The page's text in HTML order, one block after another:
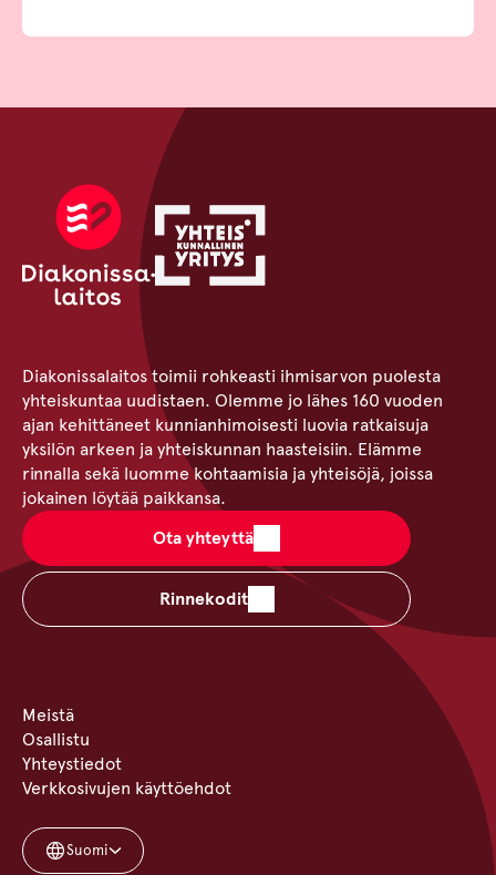
Diakonissalaitos toimii rohkeasti ihmisarvon puolesta
yhteiskuntaa uudistaen. Olemme jo lähes 160 vuoden
ajan kehittäneet kunnianhimoisesti luovia ratkaisuja
yksilön arkeen ja yhteiskunnan haasteisiin. Elämme
rinnalla sekä luomme kohtaamisia ja yhteisöjä, joissa
jokainen löytää paikkansa.
Ota yhteyttä
Rinnekodit
Meistä
Osallistu
Yhteystiedot
Verkkosivujen käyttöehdot
Suomi